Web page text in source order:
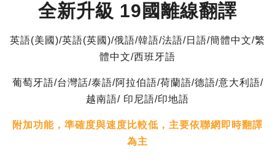
全新升級 19國離線翻譯
英語(美國)/英語(英國)/俄語/韓語/法語/日語/簡體中文/繁
體中文/西班牙語
葡萄牙語/台灣話/泰語/阿拉伯語/荷蘭語/德語/意大利語/
越南語/ 印尼語/印地語
附加功能，準確度與速度比較低，主要依聯網即時翻譯
為主